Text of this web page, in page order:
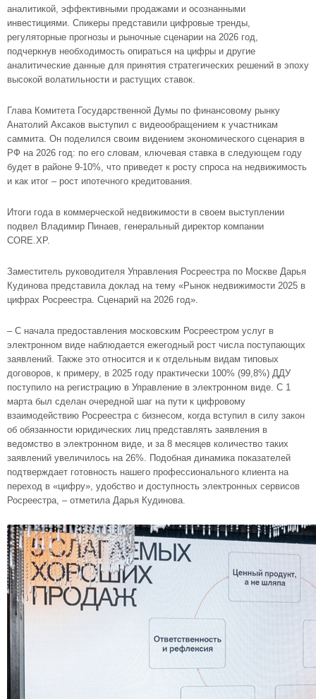
аналитикой, эффективными продажами и осознанными
инвестициями. Спикеры представили цифровые тренды,
регуляторные прогнозы и рыночные сценарии на 2026 год,
подчеркнув необходимость опираться на цифры и другие
аналитические данные для принятия стратегических решений в эпоху
высокой волатильности и растущих ставок.
Глава Комитета Государственной Думы по финансовому рынку
Анатолий Аксаков выступил с видеообращением к участникам
саммита. Он поделился своим видением экономического сценария в
РФ на 2026 год: по его словам, ключевая ставка в следующем году
будет в районе 9-10%, что приведет к росту спроса на недвижимость
и как итог – рост ипотечного кредитования.
Итоги года в коммерческой недвижимости в своем выступлении
подвел Владимир Пинаев, генеральный директор компании
CORE.XP.
Заместитель руководителя Управления Росреестра по Москве Дарья
Кудинова представила доклад на тему «Рынок недвижимости 2025 в
цифрах Росреестра. Сценарий на 2026 год».
– С начала предоставления московским Росреестром услуг в
электронном виде наблюдается ежегодный рост числа поступающих
заявлений. Также это относится и к отдельным видам типовых
договоров, к примеру, в 2025 году практически 100% (99,8%) ДДУ
поступило на регистрацию в Управление в электронном виде. С 1
марта был сделан очередной шаг на пути к цифровому
взаимодействию Росреестра с бизнесом, когда вступил в силу закон
об обязанности юридических лиц представлять заявления в
ведомство в электронном виде, и за 8 месяцев количество таких
заявлений увеличилось на 26%. Подобная динамика показателей
подтверждает готовность нашего профессионального клиента на
переход в «цифру», удобство и доступность электронных сервисов
Росреестра, – отметила Дарья Кудинова.